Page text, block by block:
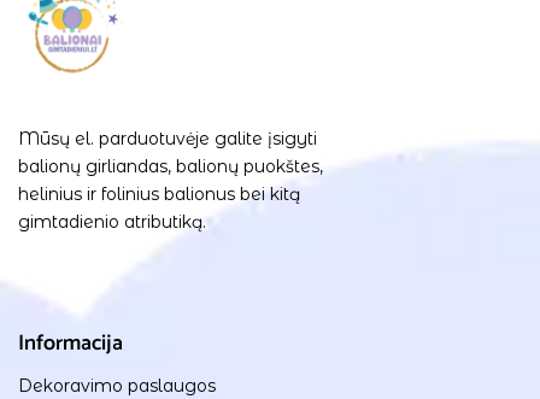
Mūsų el. parduotuvėje galite įsigyti
balionų girliandas, balionų puokštes,
helinius ir folinius balionus bei kitą
gimtadienio atributiką.
Informacija
Dekoravimo paslaugos